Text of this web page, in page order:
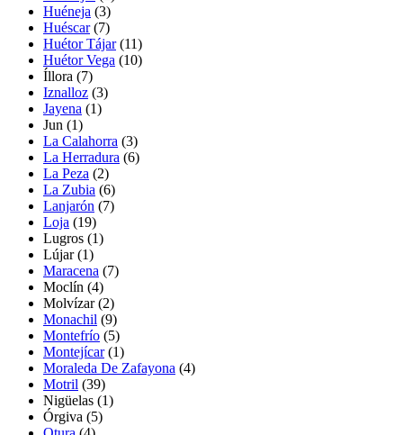
Huéneja (3)
Huéscar(7)
Huétor Tájar(11)
Huétor Vega (10)
Íllora (7)
Iznalloz (3)
Jayena (1)
Jun (1)
La Calahorra (3)
La Herradura (6)
La Peza (2)
La Zubia (6)
Lanjarón (7)
Loja (19)
Lugros (1)
Lújar(1)
Maracena (7)
Moclín (4)
Molvízar(2)
Monachil (9)
Montefrío (5)
Montejícar(1)
Moraleda De Zafayona (4)
Motril (39)
Nigüelas (1)
Órgiva (5)